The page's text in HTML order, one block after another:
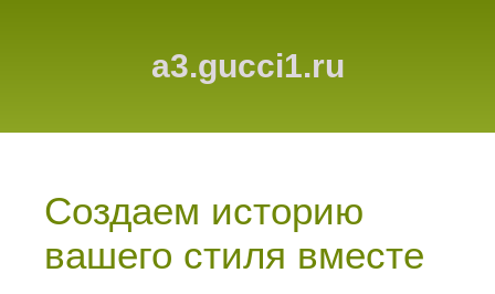
a3.gucci1.ru
Создаем историю
вашего стиля вместе